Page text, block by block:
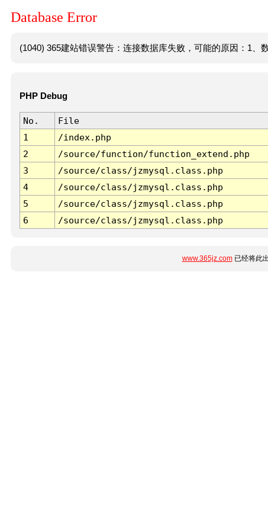
Database Error
(1040) 365建站错误警告：连接数据库失败，可能的原因：1、
PHP Debug
No. File
1
/index.php
2
/source/function/function_extend.php
3
/source/class/jzmysql.class.php
4
/source/class/jzmysql.class.php
5
/source/class/jzmysql.class.php
6
/source/class/jzmysql.class.php
www.365jz.com已经将此